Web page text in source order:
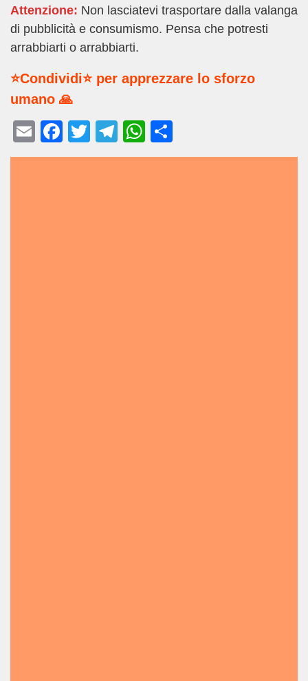
Attenzione: Non lasciatevi trasportare dalla valanga
di pubblicità e consumismo. Pensa che potresti
arrabbiarti o arrabbiarti.
⭐Condividi⭐ per apprezzare lo sforzo
umano 🙏
E
m
F
a
T
wi
T
el
W
h
o